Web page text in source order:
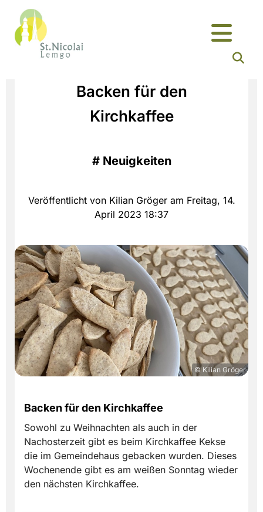
Backen für den
Kirchkaffee
# Neuigkeiten
Veröffentlicht von Kilian Gröger am Freitag, 14.
April 2023 18:37
© Kilian Gröger
Backen für den Kirchkaffee
Sowohl zu Weihnachten als auch in der
Nachosterzeit gibt es beim Kirchkaffee Kekse
die im Gemeindehaus gebacken wurden. Dieses
Wochenende gibt es am weißen Sonntag wieder
den nächsten Kirchkaffee.